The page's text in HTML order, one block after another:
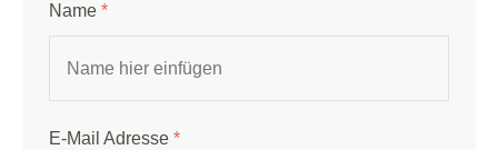
Name *
E-Mail Adresse *